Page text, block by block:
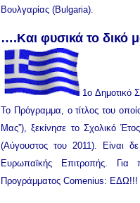
Βουλγαρίας (Bulgaria).
….Και φυσικά το δικό
1o Δημοτικό
Το Πρόγραμμα, ο τίτλος του
Μας”), ξεκίνησε το Σχολικό
(Αύγουστος του 2011). Είναι
Ευρωπαϊκής Επιτροπής. Για
Προγράμματος Comenius: ΕΔΩ!!!